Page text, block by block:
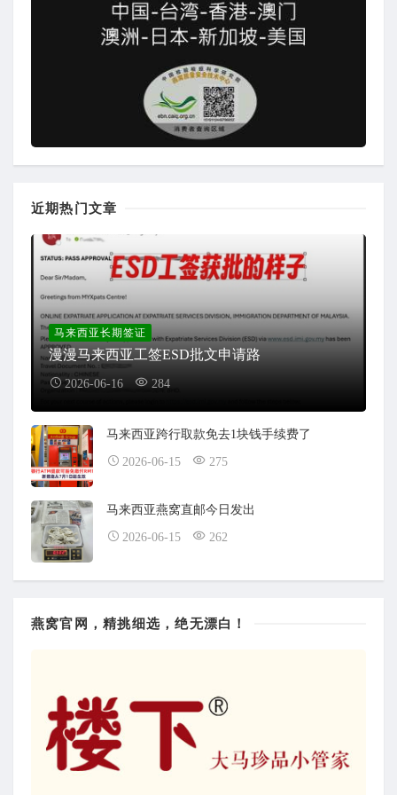
近期热门文章
马来西亚长期签证
漫漫马来西亚工签ESD批文申请路
2026-06-16 284
马来西亚跨行取款免去1块钱手续费了
2026-06-15 275
马来西亚燕窝直邮今日发出
2026-06-15 262
燕窝官网，精挑细选，绝无漂白！